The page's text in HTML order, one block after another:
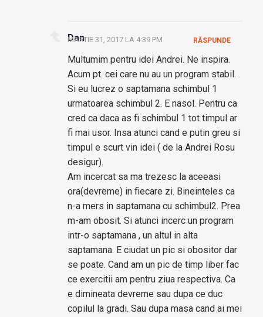
Dan
MARTIE 31, 2017 LA 4:39 PM
Multumim pentru idei Andrei. Ne inspira.
Acum pt. cei care nu au un program stabil.
Si eu lucrez o saptamana schimbul 1
urmatoarea schimbul 2. E nasol. Pentru ca
cred ca daca as fi schimbul 1 tot timpul ar
fi mai usor. Insa atunci cand e putin greu si
timpul e scurt vin idei ( de la Andrei Rosu
desigur).
Am incercat sa ma trezesc la aceeasi
ora(devreme) in fiecare zi. Bineinteles ca
n-a mers in saptamana cu schimbul2. Prea
m-am obosit. Si atunci incerc un program
intr-o saptamana , un altul in alta
saptamana. E ciudat un pic si obositor dar
se poate. Cand am un pic de timp liber fac
ce exercitii am pentru ziua respectiva. Ca
e dimineata devreme sau dupa ce duc
copilul la gradi. Sau dupa masa cand ai mei
RĂSPUNDE